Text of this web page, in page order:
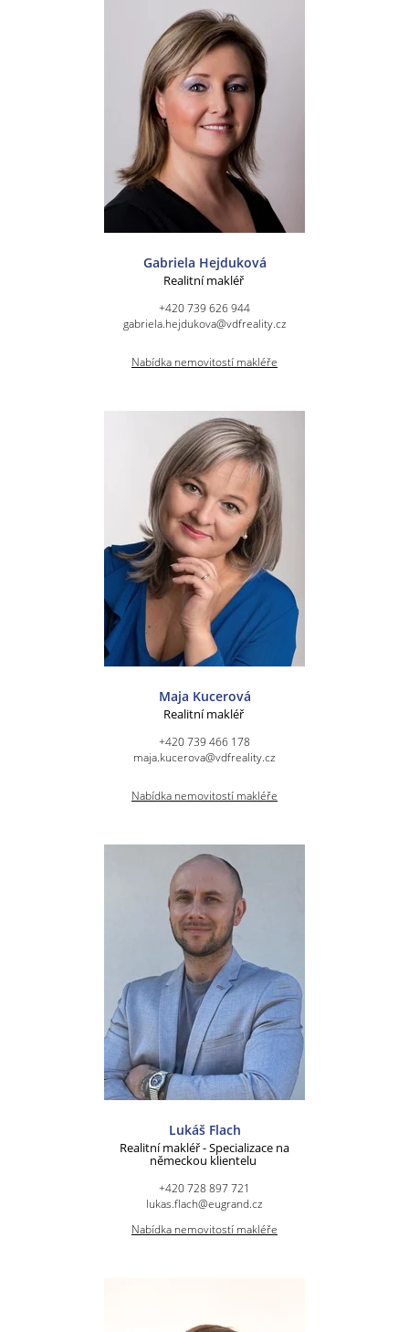
Gabriela Hejduková
Realitní makléř
+420 739 626 944
gabriela.hejdukova@vdfreality.cz
Nabídka nemovitostí makléře
Maja Kucerová
Realitní makléř
+420 739 466 178
maja.kucerova@vdfreality.cz
Nabídka nemovitostí makléře
Lukáš Flach
Realitní makléř - Specializace na
německou klientelu
+420 728 897 721
lukas.flach@eugrand.cz
Nabídka nemovitostí makléře